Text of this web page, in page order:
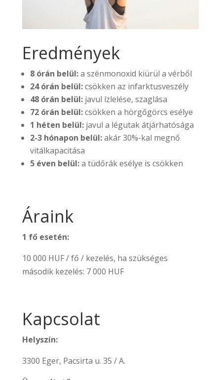
Eredmények
8 órán belül:a szénmonoxid kiürül a vérből
24 órán belül:csökken az infarktusveszély
48 órán belül:javul ízlelése, szaglása
72 órán belül:csökken a hörgőgörcs esélye
1 héten belül:javul a légutak átjárhatósága
2-3 hónapon belül:akár 30%-kal megnő
vitálkapacitása
5 éven belül:a tüdőrák esélye is csökken
Áraink
1 fő esetén:
10 000 HUF / fő / kezelés, ha szükséges
második kezelés: 7 000 HUF
Kapcsolat
Helyszín:
3300 Eger, Pacsirta u. 35 / A.